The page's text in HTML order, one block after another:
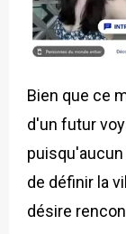
Bien que ce
d'un futur
de définir la
désire